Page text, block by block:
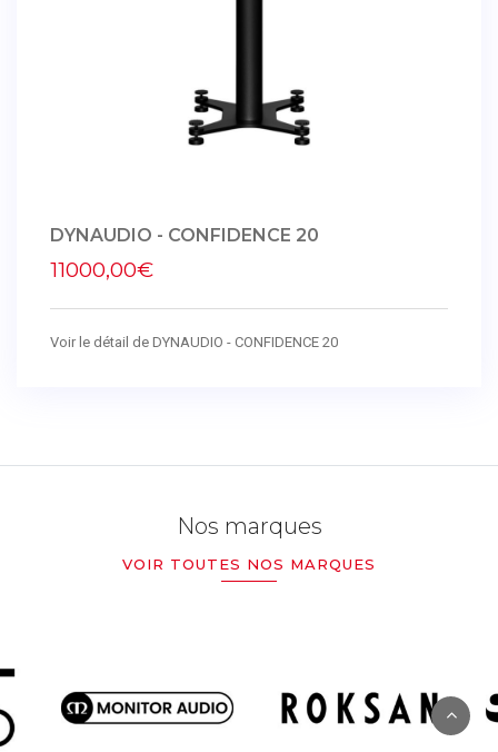
DYNAUDIO - CONFIDENCE 20
11000,00€
Voir le détail de DYNAUDIO - CONFIDENCE 20
Nos marques
VOIR TOUTES NOS MARQUES